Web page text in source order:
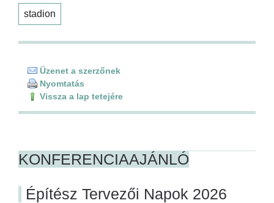
stadion
Üzenet a szerzőnek
Nyomtatás
Vissza a lap tetejére
KONFERENCIAAJÁNLÓ
Építész Tervezői Napok 2026